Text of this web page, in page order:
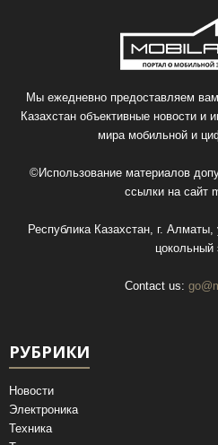
Мы ежедневно предоставляем
Казахстан объективные новости и
мира мобильной и
©Использование материалов
ссылки на сайт
Республика Казахстан, г.
цокольный
Contact us:
РУБРИКИ
Новости
Электроника
Техника